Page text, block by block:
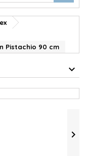
Pistachio 90 cm
